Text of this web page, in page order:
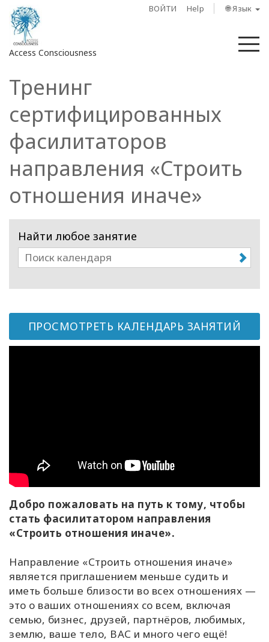
ВОЙТИ Help 🌐 Язык
Access Consciousness
Войти
в
свою
учетную
запись
О
Регионы
Классы
Фасилитаторы
ПОИСК
Тренинг
сертифицированных
фасилитаторов
направления «Строить
отношения иначе»
Найти любое занятие
ПРОСМОТРЕТЬ КАЛЕНДАРЬ ЗАНЯТИЙ
Добро пожаловать на путь к тому, чтобы
стать фасилитатором направления
«Строить отношения иначе».
Направление «Строить отношения иначе»
является приглашением меньше судить и
иметь больше близости во всех отношениях —
это о ваших отношениях со всем, включая
семью, бизнес, друзей, партнёров, любимых,
землю, ваше тело, ВАС и много чего ещё!